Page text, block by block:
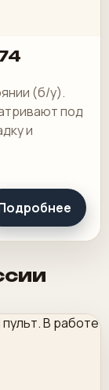
(б/у).
под
и